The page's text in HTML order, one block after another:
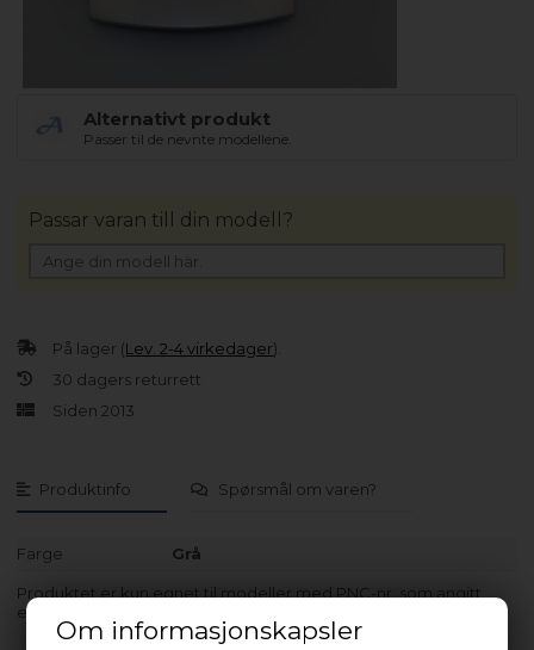
Om informasjonskapsler
Alternativt produkt
Passer til de nevnte modellene.
Produktinfo Spørsmål om varen?
Farge Grå
Produktet er kun egnet til modeller med PNC-nr. som angitt
etter bindestrek.
På lager (Lev. 2-4 virkedager).
30 dagers returrett
Siden 2013
Passar varan till din modell?